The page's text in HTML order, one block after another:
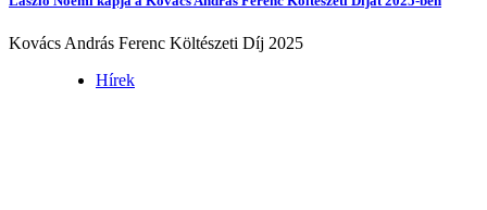
Kovács András Ferenc Költészeti Díj 2025
Hírek